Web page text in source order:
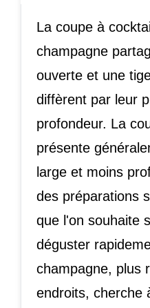
La coupe à
champagne
ouverte et une
diffèrent par leur
profondeur. La
présente
large et moins
des préparations
que l'on souhaite
déguster
champagne, plus
endroits, cherche